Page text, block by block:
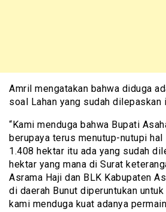
Amril mengatakan bahwa diduga
soal Lahan yang sudah dilepaskan
“Kami menduga bahwa Bupati
berupaya terus menutup-nutupi
1.408 hektar itu ada yang sudah
hektar yang mana di Surat
Asrama Haji dan BLK Kabupaten
di daerah Bunut diperuntukan
kami menduga kuat adanya